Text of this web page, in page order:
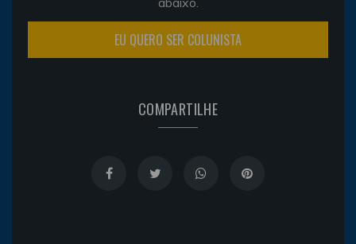
EU QUERO SER COLUNISTA
COMPARTILHE